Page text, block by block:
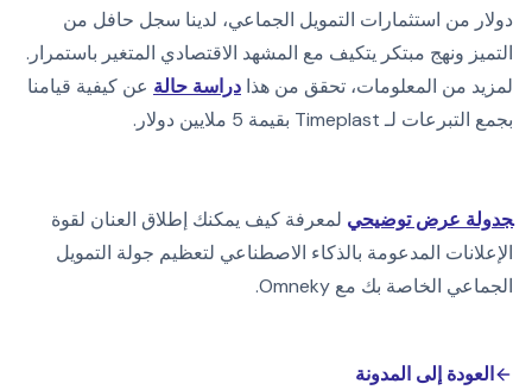
دولار من استثمارات التمويل الجماعي، لدينا سجل حافل من
التميز ونهج مبتكر يتكيف مع المشهد الاقتصادي المتغير باستمرار.
لمزيد من المعلومات، تحقق من هذا دراسة حالة عن كيفية قيامنا
بجمع التبرعات لـ Timeplast بقيمة 5 ملايين دولار.
جدولة عرض توضيحي لمعرفة كيف يمكنك إطلاق العنان لقوة
الإعلانات المدعومة بالذكاء الاصطناعي لتعظيم جولة التمويل
الجماعي الخاصة بك مع Omneky.
العودة إلى المدونة